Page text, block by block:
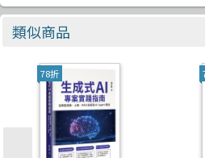
類似商品
78折